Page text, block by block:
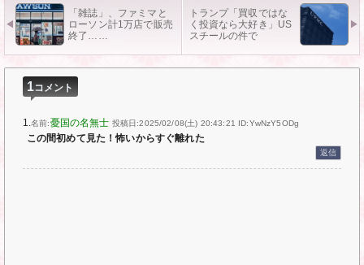
「雑誌」、ファミマと
ローソン計1万店で販売
終了……
トランプ「買収ではな
く投資なら大好き」US
スチールの件で
1コメント
1.名前:憂国の名無士 投稿日:2025/02/08(土) 20:43:21 ID:YwNzY5ODg
この間初めて見た！怖いからすぐ離れた
返信